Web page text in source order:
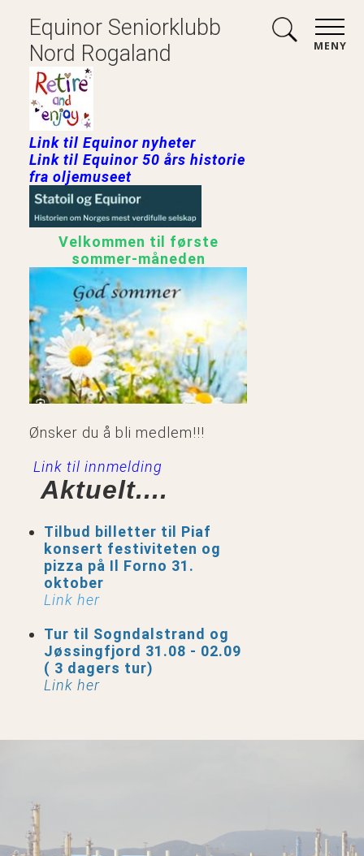
Equinor Seniorklubb
Nord Rogaland
Link til Equinor nyheter
Link til Equinor 50 års historie
fra oljemuseet
Velkommen til første
sommer-måneden
Ønsker du å bli medlem!!!
Link til innmelding
Aktuelt....
Tilbud billetter til Piaf
konsert festiviteten og
pizza på Il Forno 31.
oktober
Link her
Tur til Sogndalstrand og
Jøssingfjord 31.08 - 02.09
( 3 dagers tur)
Link her
MENY